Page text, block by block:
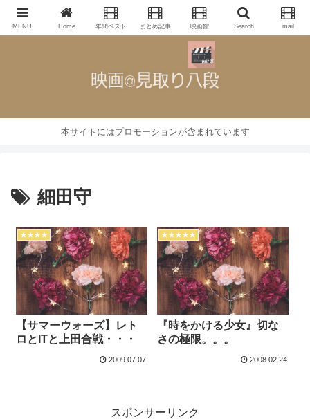
映画批評・レビューブログ
本サイトにはプロモーションが含まれています
細田守
★★★★
【サマーウォーズ】レト
ロとITと上田合戦・・・
2009.07.07
★★★★★
『時をかける少女』切な
さの極限。。。
2008.02.24
スポンサーリンク
MENU Home 年間ベスト まとめ記事 映画館 Search mail